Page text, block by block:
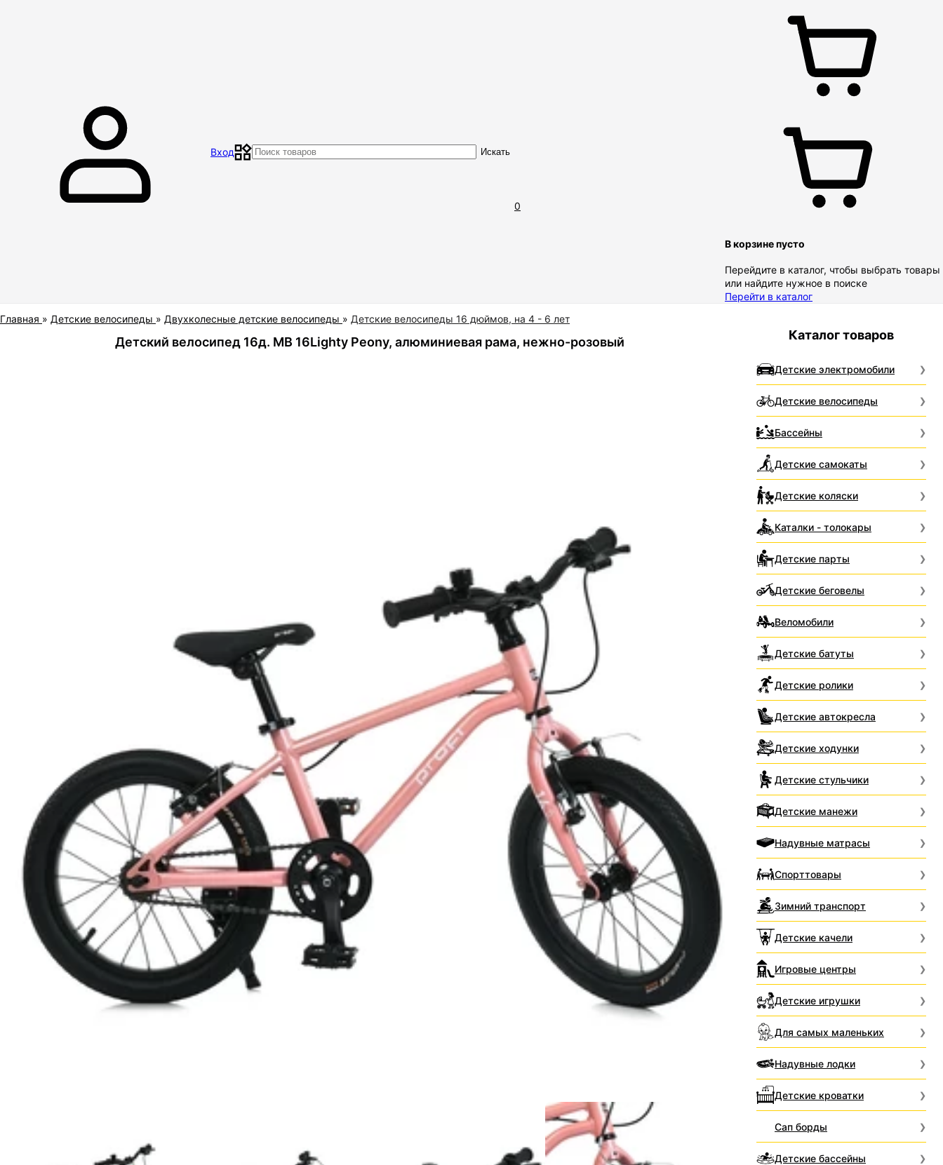
МагазинКонтакты ОтзывыДоставка и оплатаОбмен и возврат товара
Вход Искать
0
В корзине пусто
Перейдите в каталог, чтобы выбрать товары
или найдите нужное в поиске
Перейти в каталог
Главная » Детские велосипеды » Двухколесные детские велосипеды » Детские велосипеды 16 дюймов, на 4 - 6 лет
Детский велосипед 16д. MB 16Lighty Peony, алюминиевая рама, нежно-розовый Каталог товаров
Детские электромобили
Детские велосипеды
Бассейны
Детские самокаты
Детские коляски
Каталки - толокары
Детские парты
Детские беговелы
Веломобили
Детские батуты
Детские ролики
Детские автокресла
Детские ходунки
Детские стульчики
Детские манежи
Надувные матрасы
Спорттовары
Зимний транспорт
Детские качели
Игровые центры
Детские игрушки
Для самых маленьких
Надувные лодки
Детские кроватки
Сап борды
Детские бассейны